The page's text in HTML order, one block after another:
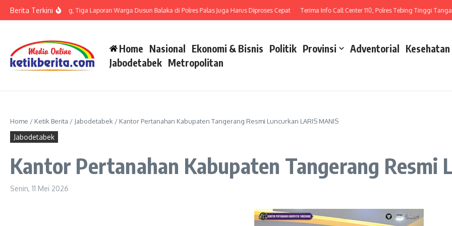
Berita Terkini
LP di Polsek Barteng, Tiga Laporan Warga Dusun Balaka di Polres Palas Juga Harus Diproses Cepat Terima Info Call Center 110, Polres Tebing Tinggi Tangani
Home Nasional Ekonomi & Bisnis Politik Provinsi Adventorial Kesehatan
Jabodetabek Metropolitan
Home / Ketik Berita / Jabodetabek / Kantor Pertanahan Kabupaten Tangerang Resmi Luncurkan LARIS MANIS
Jabodetabek
Kantor Pertanahan Kabupaten Tangerang Resmi
Senin, 11 Mei 2026